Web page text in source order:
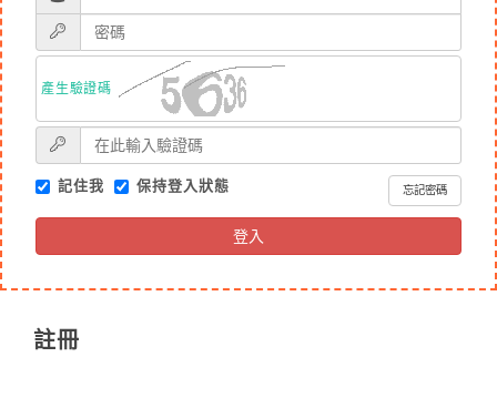
產生驗證碼
記住我 保持登入狀態 忘記密碼
登入
註冊